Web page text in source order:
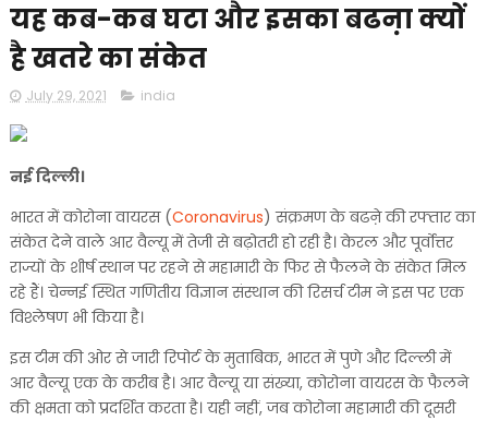
यह कब-कब घटा और इसका बढऩा क्यों
है खतरे का संकेत
July 29, 2021 india
नई दिल्ली।
भारत में कोरोना वायरस (Coronavirus) संक्रमण के बढऩे की रफ्तार का
संकेत देने वाले आर वैल्यू में तेजी से बढ़ोतरी हो रही है। केरल और पूर्वोत्तर
राज्यों के शीर्ष स्थान पर रहने से महामारी के फिर से फैलने के संकेत मिल
रहे हैं। चेन्नई स्थित गणितीय विज्ञान संस्थान की रिसर्च टीम ने इस पर एक
विश्लेषण भी किया है।
इस टीम की ओर से जारी रिपोर्ट के मुताबिक, भारत में पुणे और दिल्ली में
आर वैल्यू एक के करीब है। आर वैल्यू या संख्या, कोरोना वायरस के फैलने
की क्षमता को प्रदर्शित करता है। यही नहीं, जब कोरोना महामारी की दूसरी